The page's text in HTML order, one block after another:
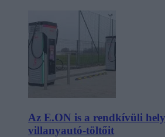
Az E.ON is a rendkívüli
villanyautó-töltőit